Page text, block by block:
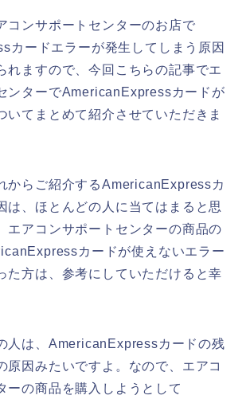
コンサポートセンターのお店で
カードエラーが発生してしまう原因
れますので、今回こちらの記事でエ
ンターでAmericanExpressカードが
いてまとめて紹介させていただきま
からご紹介するAmericanExpressカ
は、ほとんどの人に当てはまると思
エアコンサポートセンターの商品の
カードが使えないエラー
た方は、参考にしていただけると幸
人は、AmericanExpressカードの残
原因みたいですよ。なので、エアコ
ーの商品を購入しようとして